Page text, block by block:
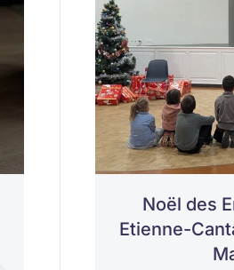
Noël des
Etienne-